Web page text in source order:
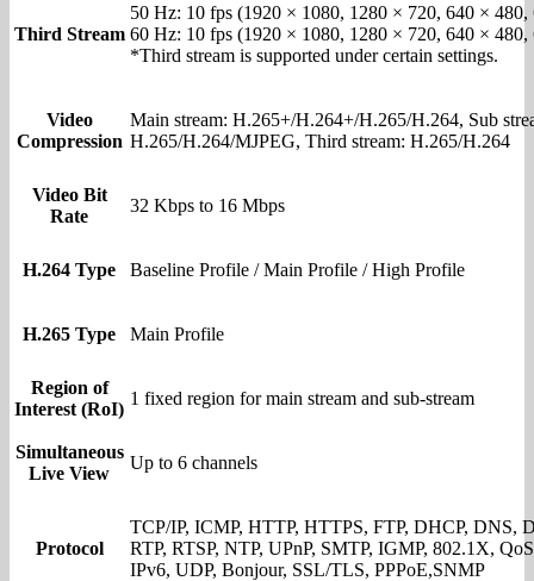
Third Stream
50 Hz: 10 fps (1920 × 1080, 1280 × 720, 640 × 480,
60 Hz: 10 fps (1920 × 1080, 1280 × 720, 640 × 480,
*Third stream is supported under certain settings.
Video
Compression
Main stream: H.265+/H.264+/H.265/H.264, Sub
H.265/H.264/MJPEG, Third stream: H.265/H.264
Video Bit
Rate
32 Kbps to 16 Mbps
H.264 Type Baseline Profile / Main Profile / High Profile
H.265 Type Main Profile
Region of
Interest (RoI)
1 fixed region for main stream and sub-stream
Simultaneous
Live View
Up to 6 channels
Protocol
TCP/IP, ICMP, HTTP, HTTPS, FTP, DHCP, DNS,
RTP, RTSP, NTP, UPnP, SMTP, IGMP, 802.1X,
IPv6, UDP, Bonjour, SSL/TLS, PPPoE,SNMP